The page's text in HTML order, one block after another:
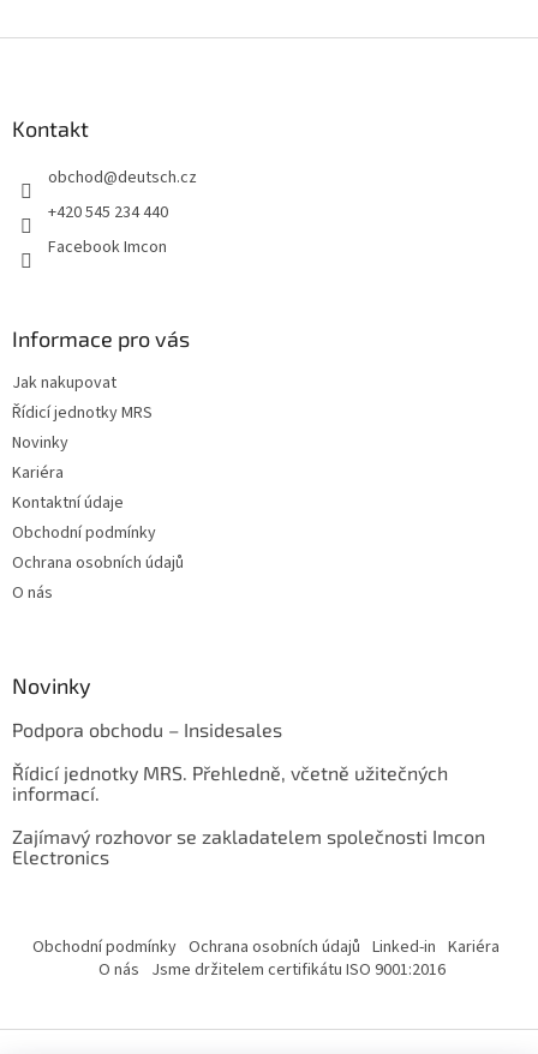
Kontakt
obchod@deutsch.cz
+420 545 234 440
Facebook Imcon
Informace pro vás
Jak nakupovat
Řídicí jednotky MRS
Novinky
Kariéra
Kontaktní údaje
Obchodní podmínky
Ochrana osobních údajů
O nás
Novinky
Podpora obchodu – Insidesales
Řídicí jednotky MRS. Přehledně, včetně užitečných
informací.
Zajímavý rozhovor se zakladatelem společnosti Imcon
Electronics
Obchodní podmínky Ochrana osobních údajů Linked-in Kariéra
O nás Jsme držitelem certifikátu ISO 9001:2016